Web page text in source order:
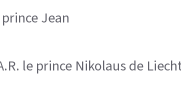
Jean
le prince Nikolaus de